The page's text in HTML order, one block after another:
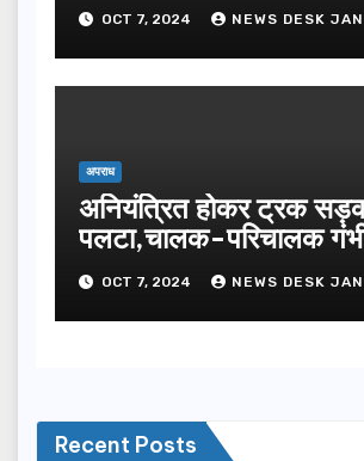
OCT 7, 2024 NEWS DESK
अपराध
अनियंत्रित होकर ट्रक
पलटा,चालक-परिचालक
OCT 7, 2024 NEWS DESK
Recent Posts